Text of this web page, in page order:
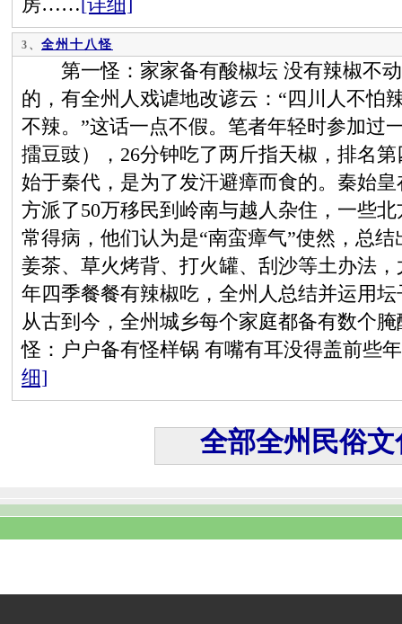
3、 全州十八怪
第一怪：家家备有酸椒坛 没有辣椒不动
的，有全州人戏谑地改谚云：“四川人不怕
不辣。”这话一点不假。笔者年轻时参加过
擂豆豉），26分钟吃了两斤指天椒，排名
始于秦代，是为了发汗避瘴而食的。秦始
方派了50万移民到岭南与越人杂住，一些
常得病，他们认为是“南蛮瘴气”使然，总
姜茶、草火烤背、打火罐、刮沙等土办法
年四季餐餐有辣椒吃，全州人总结并运用
从古到今，全州城乡每个家庭都备有数个
怪：户户备有怪样锅 有嘴有耳没得盖前
细]
全部全州民俗文